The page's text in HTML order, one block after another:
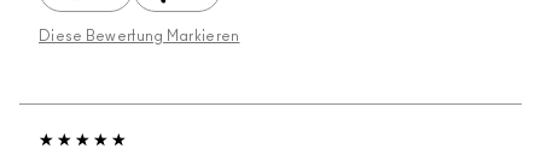
Diese Bewertung Markieren